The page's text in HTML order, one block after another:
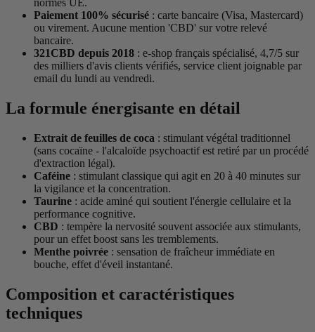
normes UE.
Paiement 100% sécurisé : carte bancaire (Visa, Mastercard)
ou virement. Aucune mention 'CBD' sur votre relevé
bancaire.
321CBD depuis 2018 : e-shop français spécialisé, 4,7/5 sur
des milliers d'avis clients vérifiés, service client joignable par
email du lundi au vendredi.
La formule énergisante en détail
Extrait de feuilles de coca : stimulant végétal traditionnel
(sans cocaïne - l'alcaloïde psychoactif est retiré par un procédé
d'extraction légal).
Caféine : stimulant classique qui agit en 20 à 40 minutes sur
la vigilance et la concentration.
Taurine : acide aminé qui soutient l'énergie cellulaire et la
performance cognitive.
CBD : tempère la nervosité souvent associée aux stimulants,
pour un effet boost sans les tremblements.
Menthe poivrée : sensation de fraîcheur immédiate en
bouche, effet d'éveil instantané.
Composition et caractéristiques
techniques